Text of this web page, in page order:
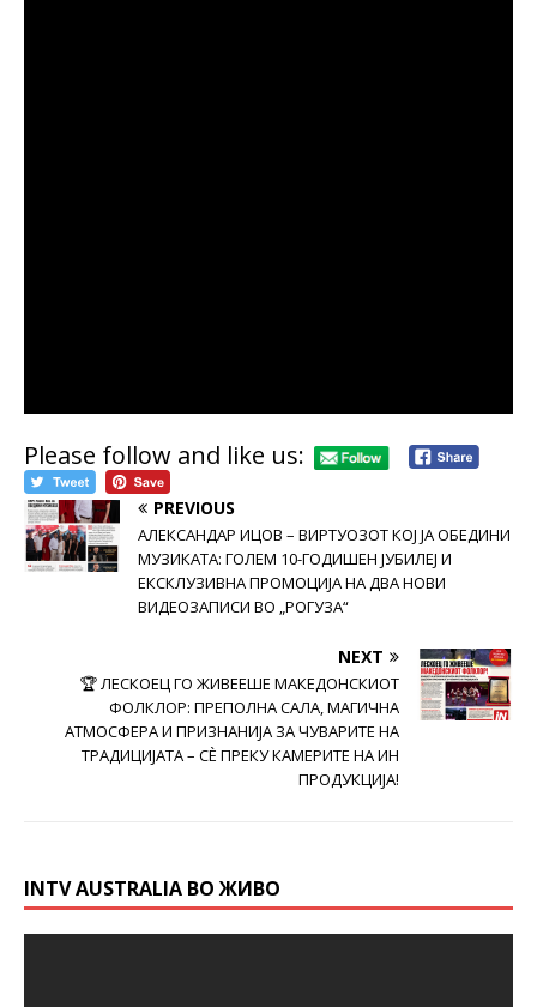
Please follow and like us:
PREVIOUS
АЛЕКСАНДАР ИЦОВ – ВИРТУОЗОТ КОЈ ЈА ОБЕДИНИ
МУЗИКАТА: ГОЛЕМ 10-ГОДИШЕН ЈУБИЛЕЈ И
ЕКСКЛУЗИВНА ПРОМОЦИЈА НА ДВА НОВИ
ВИДЕОЗАПИСИ ВО „РОГУЗА“
NEXT
🏆 ЛЕСКОЕЦ ГО ЖИВЕЕШЕ МАКЕДОНСКИОТ
ФОЛКЛОР: ПРЕПОЛНА САЛА, МАГИЧНА
АТМОСФЕРА И ПРИЗНАНИЈА ЗА ЧУВАРИТЕ НА
ТРАДИЦИЈАТА – СÈ ПРЕКУ КАМЕРИТЕ НА ИН
ПРОДУКЦИЈА!
INTV AUSTRALIA ВО ЖИВО